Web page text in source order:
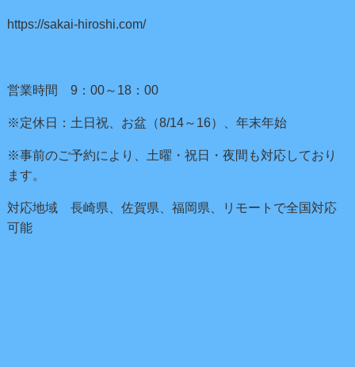
https://sakai-hiroshi.com/
営業時間 9：00～18：00
※定休日：土日祝、お盆（8/14～16）、年末年始
※事前のご予約により、土曜・祝日・夜間も対応しており
ます。
対応地域 長崎県、佐賀県、福岡県、リモートで全国対応
可能